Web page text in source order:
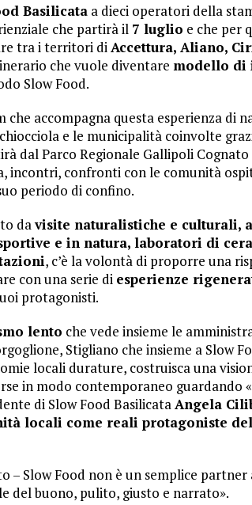
Basilicata a dieci operatori della
che partirà il 7 luglio e che per
tra i territori diAccettura, Aliano,
che vuole diventare modello
Slow Food.
che accompagna questa esperienza di
e le municipalità coinvolte
dal Parco Regionale Gallipoli
incontri, confronti con le comunità
periodo di confino.
davisite naturalistiche e culturali,
e in natura, laboratori di
, c’è la volontà di proporre una
con una serie di esperienze
protagonisti.
lento che vede insieme le
Stigliano che insieme a Slow
locali durature, costruisca una
in modo contemporaneo guardando
di Slow Food BasilicataAngela
locali come reali protagoniste
– Slow Food non è un semplice partner
del buono, pulito, giusto e narrato».